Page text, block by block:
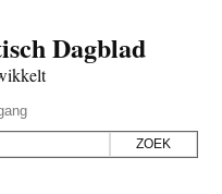
Dagblad